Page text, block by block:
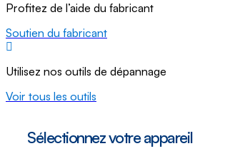
Profitez de l’aide du fabricant
Soutien du fabricant
Utilisez nos outils de dépannage
Voir tous les outils
Sélectionnez votre appareil